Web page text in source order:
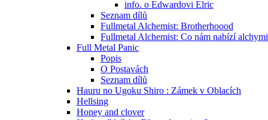
info. o Edwardovi Elric
Seznam dílů
Fullmetal Alchemist: Brotherhoood
Fullmetal Alchemist: Co nám nabízí
Full Metal Panic
Popis
O Postavách
Seznam dílů
Hauru no Ugoku Shiro : Zámek v Oblacích
Hellsing
Honey and clover